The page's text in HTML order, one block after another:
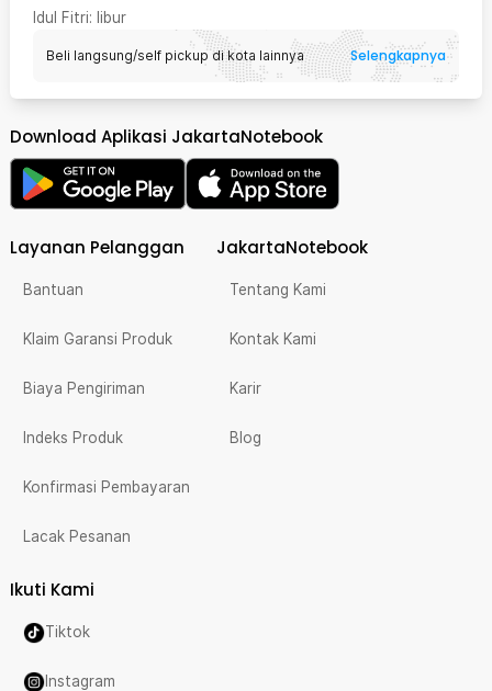
Idul Fitri: libur
Beli langsung/self pickup di kota lainnya Selengkapnya
Download Aplikasi JakartaNotebook
Layanan Pelanggan
Bantuan
Klaim Garansi Produk
Biaya Pengiriman
Indeks Produk
Konfirmasi Pembayaran
Lacak Pesanan
JakartaNotebook
Tentang Kami
Kontak Kami
Karir
Blog
Ikuti Kami
Tiktok
Instagram